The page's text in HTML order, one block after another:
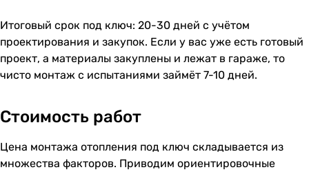
Итоговый срок под ключ: 20-30 дней с учётом
проектирования и закупок. Если у вас уже есть готовый
проект, а материалы закуплены и лежат в гараже, то
чисто монтаж с испытаниями займёт 7-10 дней.
Стоимость работ
Цена монтажа отопления под ключ складывается из
множества факторов. Приводим ориентировочные